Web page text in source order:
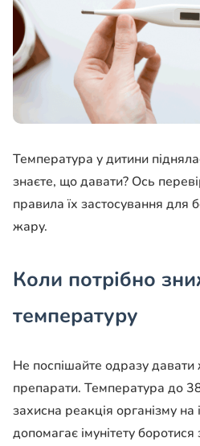
Температура у дитини
знаєте, що давати? Ось
правила їх застосування для
жару.
Коли потрібно
температуру
Не поспішайте одразу
препарати. Температура до
захисна реакція організму
допомагає імунітету боротися